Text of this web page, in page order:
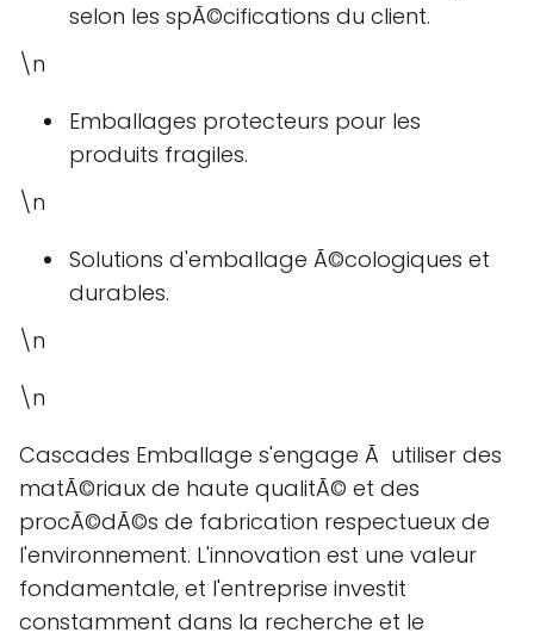
selon les spÃ©cifications du client.
\n
Emballages protecteurs pour les
produits fragiles.
\n
Solutions d'emballage Ã©cologiques et
durables.
\n
\n
Cascades Emballage s'engage Ã utiliser des
matÃ©riaux de haute qualitÃ© et des
procÃ©dÃ©s de fabrication respectueux de
l'environnement. L'innovation est une valeur
fondamentale, et l'entreprise investit
constamment dans la recherche et le